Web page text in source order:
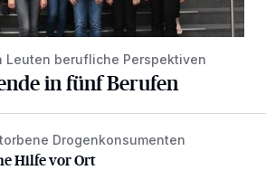
Leuten berufliche Perspektiven
in fünf Berufen
Hilfe vor OrtDrogenkonsumenten
Hilfe vor Ort